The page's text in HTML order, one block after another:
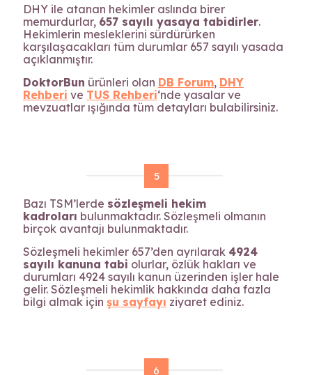
DHY ile atanan hekimler aslında birer
memurdurlar, 657 sayılı yasaya tabidirler.
Hekimlerin mesleklerini sürdürürken
karşılaşacakları tüm durumlar 657 sayılı yasada
açıklanmıştır.
DoktorBun ürünleri olan DB Forum, DHY
Rehberi ve TUS Rehberi‘nde yasalar ve
mevzuatlar ışığında tüm detayları bulabilirsiniz.
5
Bazı TSM’lerde sözleşmeli hekim
kadroları bulunmaktadır. Sözleşmeli olmanın
birçok avantajı bulunmaktadır.
Sözleşmeli hekimler 657’den ayrılarak 4924
sayılı kanuna tabi olurlar, özlük hakları ve
durumları 4924 sayılı kanun üzerinden işler hale
gelir. Sözleşmeli hekimlik hakkında daha fazla
bilgi almak için şu sayfayı ziyaret ediniz.
6